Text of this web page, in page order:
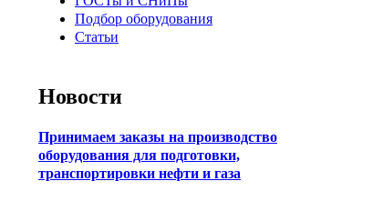
Подбор оборудования
Статьи
Новости
Принимаем заказы на производство
оборудования для подготовки,
транспортировки нефти и газа